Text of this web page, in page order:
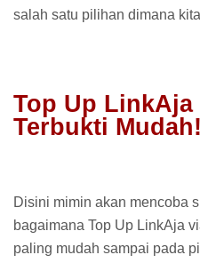
salah satu pilihan dimana
Top Up LinkAja
Terbukti
Disini mimin akan mencoba
bagaimana Top Up LinkAja
paling mudah sampai pada